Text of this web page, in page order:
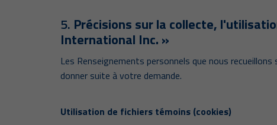
5. Précisions sur la collecte,
International Inc. »
Les Renseignements personnels que nous
donner suite à votre demande.
Utilisation de fichiers témoins (cookies)